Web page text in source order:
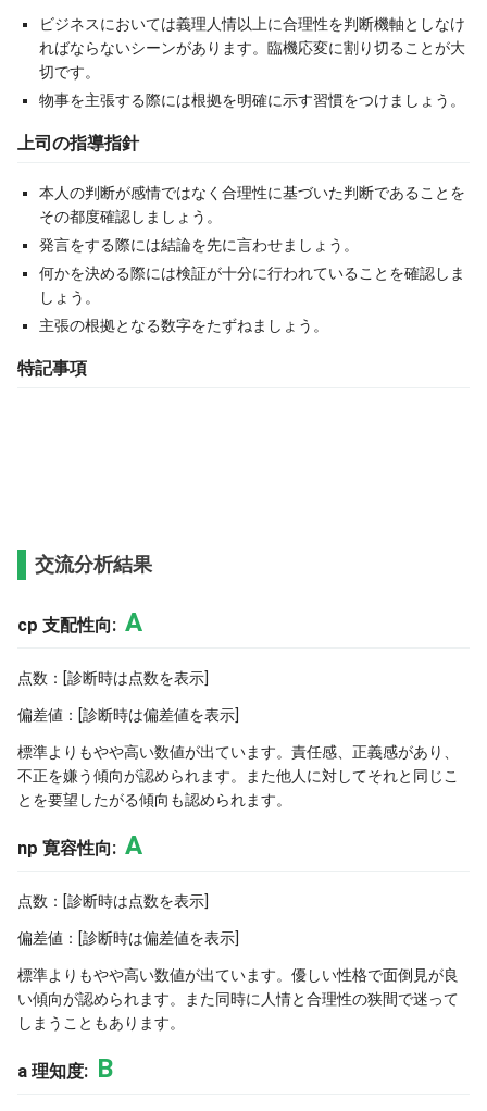
ビジネスにおいては義理人情以上に合理性を判断機軸としなけ
ればならないシーンがあります。臨機応変に割り切ることが大
切です。
物事を主張する際には根拠を明確に示す習慣をつけましょう。
上司の指導指針
本人の判断が感情ではなく合理性に基づいた判断であることを
その都度確認しましょう。
発言をする際には結論を先に言わせましょう。
何かを決める際には検証が十分に行われていることを確認しま
しょう。
主張の根拠となる数字をたずねましょう。
特記事項
交流分析結果
cp 支配性向: A
点数：[診断時は点数を表示]
偏差値：[診断時は偏差値を表示]
標準よりもやや高い数値が出ています。責任感、正義感があり、
不正を嫌う傾向が認められます。また他人に対してそれと同じこ
とを要望したがる傾向も認められます。
np 寛容性向: A
点数：[診断時は点数を表示]
偏差値：[診断時は偏差値を表示]
標準よりもやや高い数値が出ています。優しい性格で面倒見が良
い傾向が認められます。また同時に人情と合理性の狭間で迷って
しまうこともあります。
a 理知度: B